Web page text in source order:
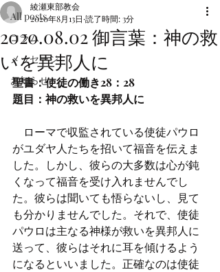
All posts
コラム
メッセージ
お知らせ
2020.08.02 御言葉：神の救
いを異邦人に
綾瀬東部教会
2020年8月13日 読了時間: 3分
聖書：使徒の働き28：28
題目：神の救いを異邦人に
ローマで収監されている使徒パウロ
がユダヤ人たちを招いて福音を伝えま
した。しかし、彼らの大多数は心が鈍
くなって福音を受け入れませんでし
た。彼らは聞いても悟らないし、見て
も分かりませんでした。それで、使徒
パウロは主なる神様が救いを異邦人に
送って、彼らはそれに耳を傾けるよう
になるといいました。正確なのは使徒